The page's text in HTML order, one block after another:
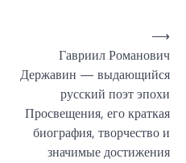
Гавриил Романович
Державин — выдающийся
русский поэт эпохи
Просвещения, его краткая
биография, творчество и
значимые достижения
⟶